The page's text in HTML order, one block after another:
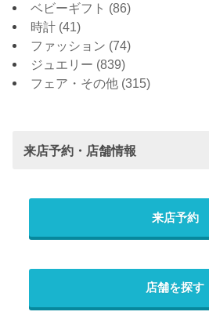
ベビーギフト (86)
時計 (41)
ファッション (74)
ジュエリー (839)
フェア・その他 (315)
来店予約・店舗情報
来店予約
店舗を探す